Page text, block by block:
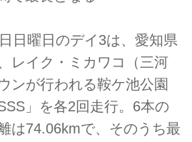
日曜日のデイ3は、愛知県
レイク・ミカワコ（三河
ンが行われる鞍ケ池公園
」を各2回走行。6本の
は74.06kmで、そのうち最